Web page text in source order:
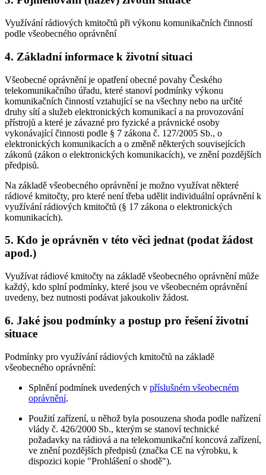
Využívání rádiových kmitočtů při výkonu komunikačních činností
podle všeobecného oprávnění
4. Základní informace k životní situaci
Všeobecné oprávnění je opatření obecné povahy Českého
telekomunikačního úřadu, které stanoví podmínky výkonu
komunikačních činností vztahující se na všechny nebo na určité
druhy sítí a služeb elektronických komunikací a na provozování
přístrojů a které je závazné pro fyzické a právnické osoby
vykonávající činnosti podle § 7 zákona č. 127/2005 Sb., o
elektronických komunikacích a o změně některých souvisejících
zákonů (zákon o elektronických komunikacích), ve znění pozdějších
předpisů.
Na základě všeobecného oprávnění je možno využívat některé
rádiové kmitočty, pro které není třeba udělit individuální oprávnění k
využívání rádiových kmitočtů (§ 17 zákona o elektronických
komunikacích).
5. Kdo je oprávněn v této věci jednat (podat žádost
apod.)
Využívat rádiové kmitočty na základě všeobecného oprávnění může
každý, kdo splní podmínky, které jsou ve všeobecném oprávnění
uvedeny, bez nutnosti podávat jakoukoliv žádost.
6. Jaké jsou podmínky a postup pro řešení životní
situace
Podmínky pro využívání rádiových kmitočtů na základě
všeobecného oprávnění:
Splnění podmínek uvedených v příslušném všeobecném
oprávnění.
Použití zařízení, u něhož byla posouzena shoda podle nařízení
vlády č. 426/2000 Sb., kterým se stanoví technické
požadavky na rádiová a na telekomunikační koncová zařízení,
ve znění pozdějších předpisů (značka CE na výrobku, k
dispozici kopie "Prohlášení o shodě").